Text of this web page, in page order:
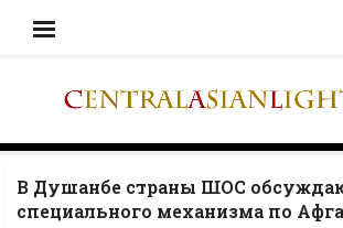
В Душанбе страны ШОС
специального механизма по